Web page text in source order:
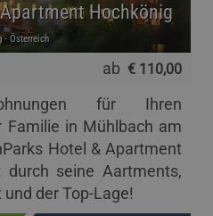
Hochkönig
- Österreich
ab € 110,00
für Ihren
Familie in Mühlbach am
Hotel & Apartment
durch seine Aartments,
der Top-Lage!